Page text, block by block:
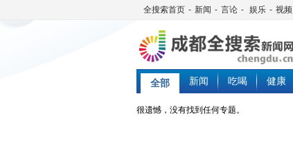
全搜索首页 - 新闻 - 言论 - 娱乐 - 视频
全部 新闻 吃喝 健康
很遗憾，没有找到任何专题。